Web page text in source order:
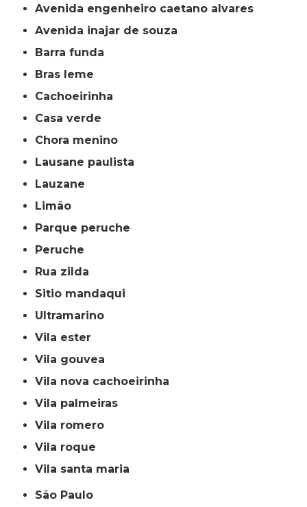
avenida engenheiro caetano alvares
avenida inajar de souza
barra funda
bras leme
cachoeirinha
casa verde
chora menino
lausane paulista
lauzane
limão
parque peruche
peruche
rua zilda
sitio mandaqui
ultramarino
vila ester
vila gouvea
vila nova cachoeirinha
vila palmeiras
vila romero
vila roque
vila santa maria
São Paulo